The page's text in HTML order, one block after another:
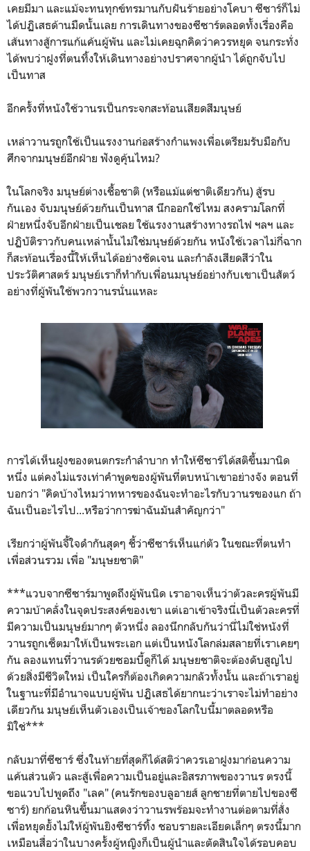
เคยมีมา และแม้จะทนทุกข์ทรมานกับฝันร้ายอย่างโคบา ซีซาร์ก็ไม่
ได้ปฏิเสธด้านมืดนั้นเลย การเดินทางของซีซาร์ตลอดทั้งเรื่องคือ
เส้นทางสู้การแก้แค้นผู้พัน และไม่เคยฉุกคิดว่าควรหยุด จนกระทั่ง
ได้พบว่าฝูงที่ตนทิ้งให้เดินทางอย่างปราศจากผู้นำ ได้ถูกจับไป
เป็นทาส
อีกครั้งที่หนังใช้วานรเป็นกระจกสะท้อนเสียดสีมนุษย์
เหล่าวานรถูกใช้เป็นแรงงานก่อสร้างกำแพงเพื่อเตรียมรับมือกับ
ศึกจากมนุษย์อีกฝ่าย ฟังดูคุ้นไหม?
ในโลกจริง มนุษย์ต่างเชื้อชาติ (หรือแม้แต่ชาติเดียวกัน) สู้รบ
กันเอง จับมนุษย์ด้วยกันเป็นทาส นึกออกใช่ไหม สงครามโลกที่
ฝ่ายหนึ่งจับอีกฝ่ายเป็นเชลย ใช้แรงงานสร้างทางรถไฟ ฯลฯ และ
ปฏิบัติราวกับคนเหล่านั้นไม่ใช่มนุษย์ด้วยกัน หนังใช้เวลาไม่กี่ฉาก
ก็สะท้อนเรื่องนี้ให้เห็นได้อย่างชัดเจน และกำลังเสียดสีว่าใน
ประวัติศาสตร์ มนุษย์เราก็ทำกับเพื่อนมนุษย์อย่างกับเขาเป็นสัตว์
อย่างที่ผู้พันใช้พวกวานรนั่นแหละ
การได้เห็นฝูงของตนตกระกำลำบาก ทำให้ซีซาร์ได้สติขึ้นมานิด
หนึ่ง แต่คงไม่แรงเท่าคำพูดของผู้พันที่ตบหน้าเขาอย่างจัง ตอนที่
บอกว่า "คิดบ้างไหมว่าทหารของฉันจะทำอะไรกับวานรของแก ถ้า
ฉันเป็นอะไรไป...หรือว่าการฆ่าฉันมันสำคัญกว่า"
เรียกว่าผู้พันจี้ใจดำกันสุดๆ ชี้ว่าซีซาร์เห็นแก่ตัว ในขณะที่ตนทำ
เพื่อส่วนรวม เพื่อ "มนุษยชาติ"
***แวบจากซีซาร์มาพูดถึงผู้พันนิด เราอาจเห็นว่าตัวละครผู้พันมี
ความบ้าคลั่งในจุดประสงค์ของเขา แต่เอาเข้าจริงนี่เป็นตัวละครที่
มีความเป็นมนุษย์มากๆ ตัวหนึ่ง ลองนึกกลับกันว่านี่ไม่ใช่หนังที่
วานรถูกเซ็ตมาให้เป็นพระเอก แต่เป็นหนังโลกล่มสลายที่เราเคยๆ
กัน ลองแทนที่วานรด้วยซอมบี้ดูก็ได้ มนุษยชาติจะต้องดับสูญไป
ด้วยสิ่งมีชีวิตใหม่ เป็นใครก็ต้องเกิดความกลัวทั้งนั้น และถ้าเราอยู่
ในฐานะที่มีอำนาจแบบผู้พัน ปฏิเสธได้ยากนะว่าเราจะไม่ทำอย่าง
เดียวกัน มนุษย์เห็นตัวเองเป็นเจ้าของโลกใบนี้มาตลอดหรือ
มิใช่***
กลับมาที่ซีซาร์ ซึ่งในท้ายที่สุดก็ได้สติว่าควรเอาฝูงมาก่อนความ
แค้นส่วนตัว และสู้เพื่อความเป็นอยู่และอิสรภาพของวานร ตรงนี้
ขอแวบไปพูดถึง "เลค" (คนรักของบลูอายส์ ลูกชายที่ตายไปของซี
ซาร์) ยกก้อนหินขึ้นมาแสดงว่าวานรพร้อมจะทำงานต่อตามที่สั่ง
เพื่อหยุดยั้งไม่ให้ผู้พันยิงซีซาร์ทิ้ง ชอบรายละเอียดเล็กๆ ตรงนี้มาก
เหมือนสื่อว่าในบางครั้งผู้หญิงก็เป็นผู้นำและตัดสินใจได้รอบคอบ